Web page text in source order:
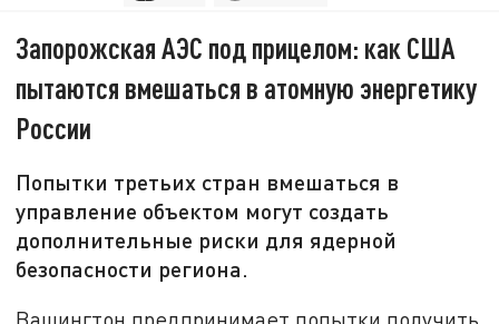
Запорожская АЭС под прицелом: как США
пытаются вмешаться в атомную энергетику
России
Попытки третьих стран вмешаться в
управление объектом могут создать
дополнительные риски для ядерной
безопасности региона.
Вашингтон предпринимает попытки получить